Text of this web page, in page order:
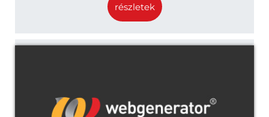
részletek